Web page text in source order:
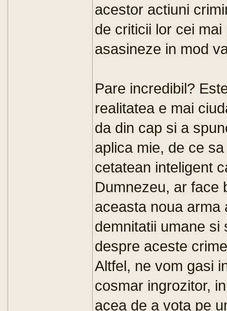
acestor actiuni
de criticii lor cei
asasineze in mod
Pare incredibil?
realitatea e mai
da din cap si a
aplica mie, de ce
cetatean inteligent
Dumnezeu, ar face
aceasta noua arma
demnitatii umane si
despre aceste
Altfel, ne vom gasi
cosmar ingrozitor,
acea de a vota pe